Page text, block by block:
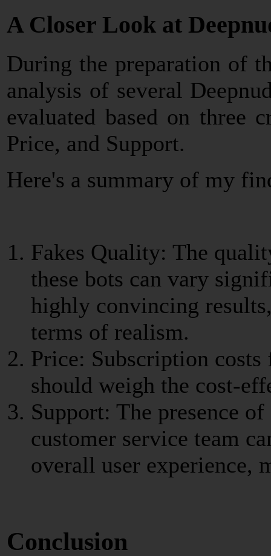
A Closer Look at
During the preparation of
analysis of several
evaluated based on three
Price, and Support.
Here's a summary of my
Fakes Quality: The
these bots can vary
highly convincing
terms of realism.
Price: Subscription costs
should weigh the cost-
Support: The presence
customer service team
overall user experience,
Conclusion